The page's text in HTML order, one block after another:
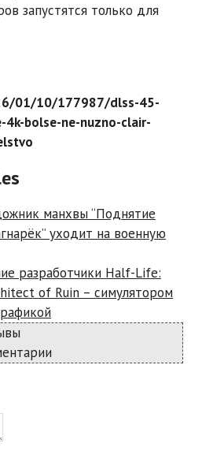
запустятся только для
01/10/177987/dlss-45-
bolse-ne-nuzno-clair-
манхвы “Поднятие
уходит на военную
разработчики Half-Life:
of Ruin – симулятором